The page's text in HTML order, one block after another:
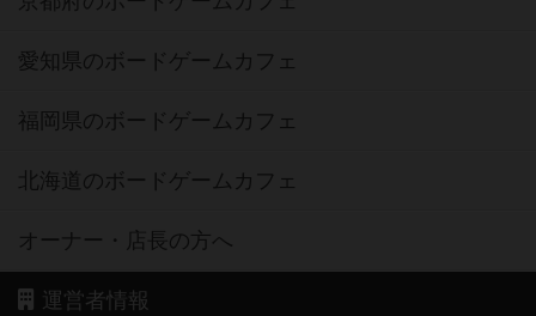
愛知県のボードゲームカフェ
福岡県のボードゲームカフェ
北海道のボードゲームカフェ
オーナー・店長の方へ
運営者情報